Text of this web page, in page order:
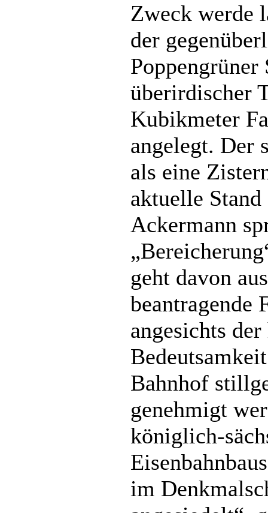
Zweck werde
der
überirdischer
Kubikmeter
angelegt. Der
als eine
aktuelle
Ackermann
geht davon
beantragende
angesichts
Bahnhof
genehmigt
königlich-
im